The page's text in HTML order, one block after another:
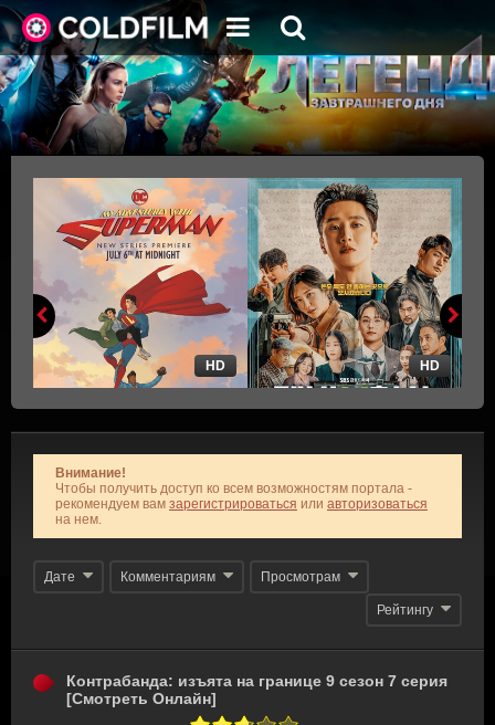
HD HD
Внимание!
Чтобы получить доступ ко всем возможностям портала -
рекомендуем вам зарегистрироваться или авторизоваться
на нем.
Дате Комментариям Просмотрам
Рейтингу
Контрабанда: изъята на границе 9 сезон 7 серия
[Смотреть Онлайн]